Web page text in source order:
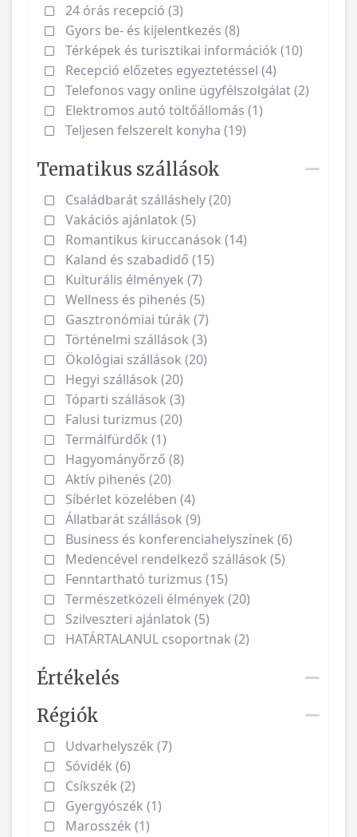
24 órás recepció (3)
Gyors be- és kijelentkezés (8)
Térképek és turisztikai információk (10)
Recepció előzetes egyeztetéssel (4)
Telefonos vagy online ügyfélszolgálat (2)
Elektromos autó töltőállomás (1)
Teljesen felszerelt konyha (19)
Tematikus szállások
Családbarát szálláshely (20)
Vakációs ajánlatok (5)
Romantikus kiruccanások (14)
Kaland és szabadidő (15)
Kulturális élmények (7)
Wellness és pihenés (5)
Gasztronómiai túrák (7)
Történelmi szállások (3)
Ökológiai szállások (20)
Hegyi szállások (20)
Tóparti szállások (3)
Falusi turizmus (20)
Termálfürdők (1)
Hagyományőrző (8)
Aktív pihenés (20)
Síbérlet közelében (4)
Állatbarát szállások (9)
Business és konferenciahelyszínek (6)
Medencével rendelkező szállások (5)
Fenntartható turizmus (15)
Természetközeli élmények (20)
Szilveszteri ajánlatok (5)
HATÁRTALANUL csoportnak (2)
Értékelés
Régiók
Udvarhelyszék (7)
Sóvidék (6)
Csíkszék (2)
Gyergyószék (1)
Marosszék (1)